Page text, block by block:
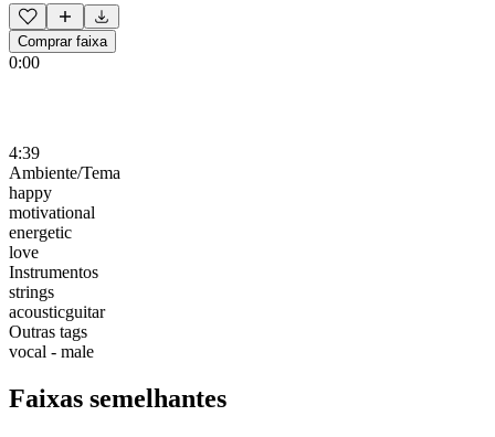
Comprar faixa
0:00
4:39
Ambiente/Tema
happy
motivational
energetic
love
Instrumentos
strings
acousticguitar
Outras tags
vocal - male
Faixas semelhantes